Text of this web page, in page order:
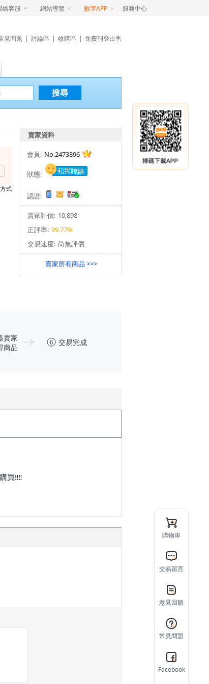
絡客服 網站導覽 數字APP 服務中心
見問題 | 討論區 | 收購區 | 免費刊登出售
搜尋
式
賣家資料
會員: No.2473896
狀態:
認證:
賣家評價: 10,898
正評率: 99.77%
交易速度: 尚無評價
賣家所有商品 >>>
買‼‼
購物車
交易留言
意見回饋
常見問題
Facebook